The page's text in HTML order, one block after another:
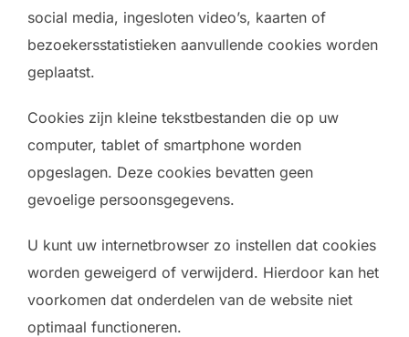
social media, ingesloten video’s, kaarten of
bezoekersstatistieken aanvullende cookies worden
geplaatst.
Cookies zijn kleine tekstbestanden die op uw
computer, tablet of smartphone worden
opgeslagen. Deze cookies bevatten geen
gevoelige persoonsgegevens.
U kunt uw internetbrowser zo instellen dat cookies
worden geweigerd of verwijderd. Hierdoor kan het
voorkomen dat onderdelen van de website niet
optimaal functioneren.